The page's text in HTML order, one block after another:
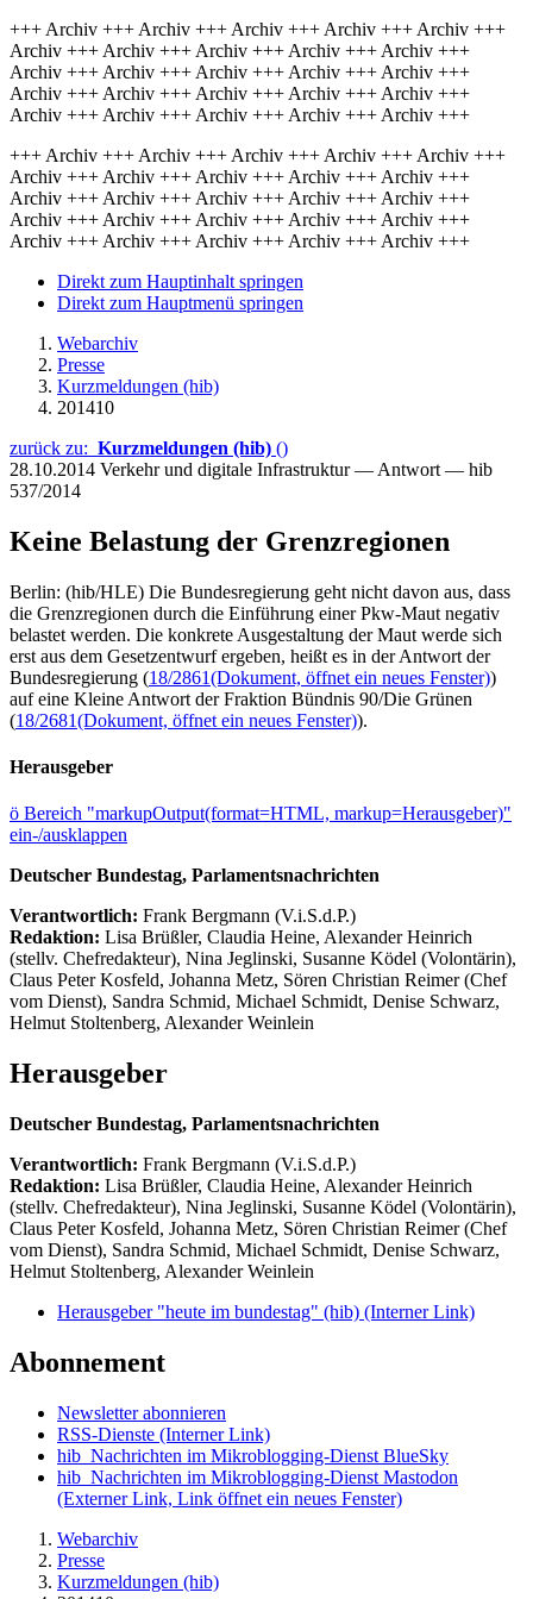
+++ Archiv +++ Archiv +++ Archiv +++ Archiv +++ Archiv +++
Archiv +++ Archiv +++ Archiv +++ Archiv +++ Archiv +++
Archiv +++ Archiv +++ Archiv +++ Archiv +++ Archiv +++
Archiv +++ Archiv +++ Archiv +++ Archiv +++ Archiv +++
Archiv +++ Archiv +++ Archiv +++ Archiv +++ Archiv +++
+++ Archiv +++ Archiv +++ Archiv +++ Archiv +++ Archiv +++
Archiv +++ Archiv +++ Archiv +++ Archiv +++ Archiv +++
Archiv +++ Archiv +++ Archiv +++ Archiv +++ Archiv +++
Archiv +++ Archiv +++ Archiv +++ Archiv +++ Archiv +++
Archiv +++ Archiv +++ Archiv +++ Archiv +++ Archiv +++
Direkt zum Hauptinhalt springen
Direkt zum Hauptmenü springen
Webarchiv
Presse
Kurzmeldungen (hib)
201410
zurück zu: Kurzmeldungen (hib) ()
28.10.2014 Verkehr und digitale Infrastruktur — Antwort — hib
537/2014
Keine Belastung der Grenzregionen
Berlin: (hib/HLE) Die Bundesregierung geht nicht davon aus, dass
die Grenzregionen durch die Einführung einer Pkw-Maut negativ
belastet werden. Die konkrete Ausgestaltung der Maut werde sich
erst aus dem Gesetzentwurf ergeben, heißt es in der Antwort der
Bundesregierung (18/2861(Dokument, öffnet ein neues Fenster))
auf eine Kleine Antwort der Fraktion Bündnis 90/Die Grünen
(18/2681(Dokument, öffnet ein neues Fenster)).
Herausgeber
ö Bereich "markupOutput(format=HTML, markup=Herausgeber)"
ein-/ausklappen
Deutscher Bundestag, Parlamentsnachrichten
Verantwortlich: Frank Bergmann (V.i.S.d.P.)
Redaktion: Lisa Brüßler, Claudia Heine, Alexander Heinrich
(stellv. Chefredakteur), Nina Jeglinski, Susanne Ködel (Volontärin),
Claus Peter Kosfeld, Johanna Metz, Sören Christian Reimer (Chef
vom Dienst), Sandra Schmid, Michael Schmidt, Denise Schwarz,
Helmut Stoltenberg, Alexander Weinlein
Herausgeber
Deutscher Bundestag, Parlamentsnachrichten
Verantwortlich: Frank Bergmann (V.i.S.d.P.)
Redaktion: Lisa Brüßler, Claudia Heine, Alexander Heinrich
(stellv. Chefredakteur), Nina Jeglinski, Susanne Ködel (Volontärin),
Claus Peter Kosfeld, Johanna Metz, Sören Christian Reimer (Chef
vom Dienst), Sandra Schmid, Michael Schmidt, Denise Schwarz,
Helmut Stoltenberg, Alexander Weinlein
Herausgeber "heute im bundestag" (hib) (Interner Link)
Abonnement
Newsletter abonnieren
RSS-Dienste (Interner Link)
hib_Nachrichten im Mikroblogging-Dienst BlueSky
hib_Nachrichten im Mikroblogging-Dienst Mastodon
(Externer Link, Link öffnet ein neues Fenster)
Webarchiv
Presse
Kurzmeldungen (hib)